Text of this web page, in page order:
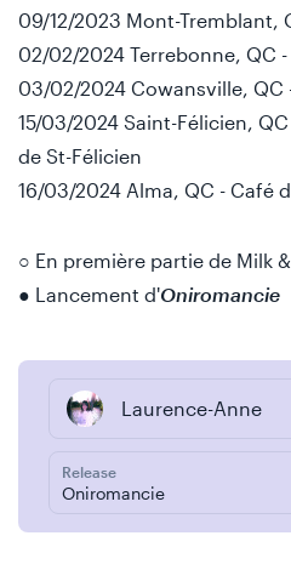
09/12/2023 Mont-Tremblant,
02/02/2024 Terrebonne, QC
03/02/2024 Cowansville, QC
15/03/2024 Saint-Félicien,
de St-Félicien
16/03/2024 Alma, QC - Café
○ En première partie de Milk
● Lancement d'Oniromancie
Laurence-Anne
Release
Oniromancie